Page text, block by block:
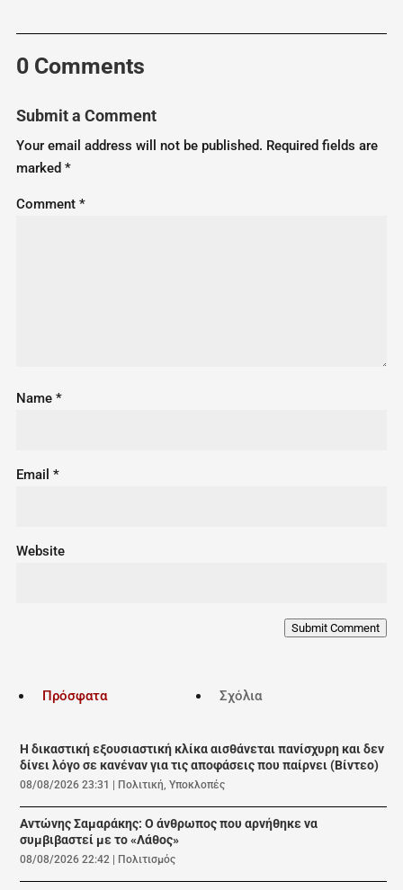
0 Comments
Submit a Comment
Your email address will not be published. Required fields are
marked *
Comment *
Name *
Email *
Website
Submit Comment
Πρόσφατα Σχόλια
Η δικαστική εξουσιαστική κλίκα αισθάνεται πανίσχυρη και δεν
δίνει λόγο σε κανέναν για τις αποφάσεις που παίρνει (Βίντεο)
08/08/2026 23:31 Πολιτική,Υποκλοπές
Αντώνης Σαμαράκης: Ο άνθρωπος που αρνήθηκε να
συμβιβαστεί με το «Λάθος»
08/08/2026 22:42 Πολιτισμός